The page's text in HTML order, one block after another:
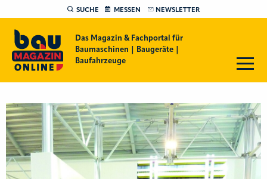
SUCHE MESSEN NEWSLETTER
Das Magazin & Fachportal für
Baumaschinen | Baugeräte |
Baufahrzeuge